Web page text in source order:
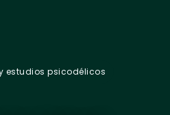
estudios psicodélicos